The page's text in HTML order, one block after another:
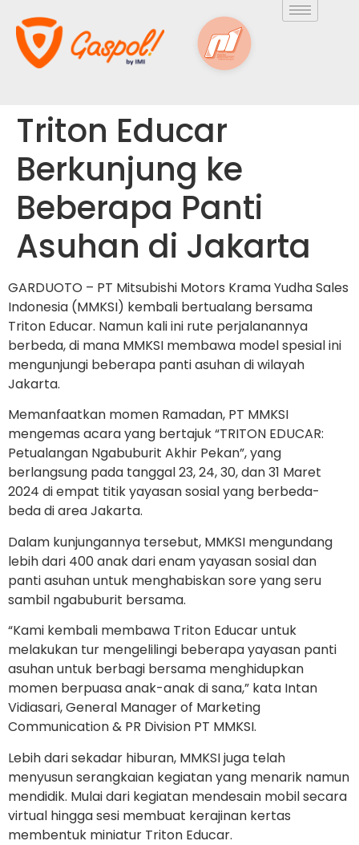
Triton Educar
Berkunjung ke
Beberapa Panti
Asuhan di Jakarta
GARDUOTO – PT Mitsubishi Motors Krama Yudha Sales
Indonesia (MMKSI) kembali bertualang bersama
Triton Educar. Namun kali ini rute perjalanannya
berbeda, di mana MMKSI membawa model spesial ini
mengunjungi beberapa panti asuhan di wilayah
Jakarta.
Memanfaatkan momen Ramadan, PT MMKSI
mengemas acara yang bertajuk “TRITON EDUCAR:
Petualangan Ngabuburit Akhir Pekan”, yang
berlangsung pada tanggal 23, 24, 30, dan 31 Maret
2024 di empat titik yayasan sosial yang berbeda-
beda di area Jakarta.
Dalam kunjungannya tersebut, MMKSI mengundang
lebih dari 400 anak dari enam yayasan sosial dan
panti asuhan untuk menghabiskan sore yang seru
sambil ngabuburit bersama.
“Kami kembali membawa Triton Educar untuk
melakukan tur mengelilingi beberapa yayasan panti
asuhan untuk berbagi bersama menghidupkan
momen berpuasa anak-anak di sana,” kata Intan
Vidiasari, General Manager of Marketing
Communication & PR Division PT MMKSI.
Lebih dari sekadar hiburan, MMKSI juga telah
menyusun serangkaian kegiatan yang menarik namun
mendidik. Mulai dari kegiatan mendesain mobil secara
virtual hingga sesi membuat kerajinan kertas
membentuk miniatur Triton Educar.